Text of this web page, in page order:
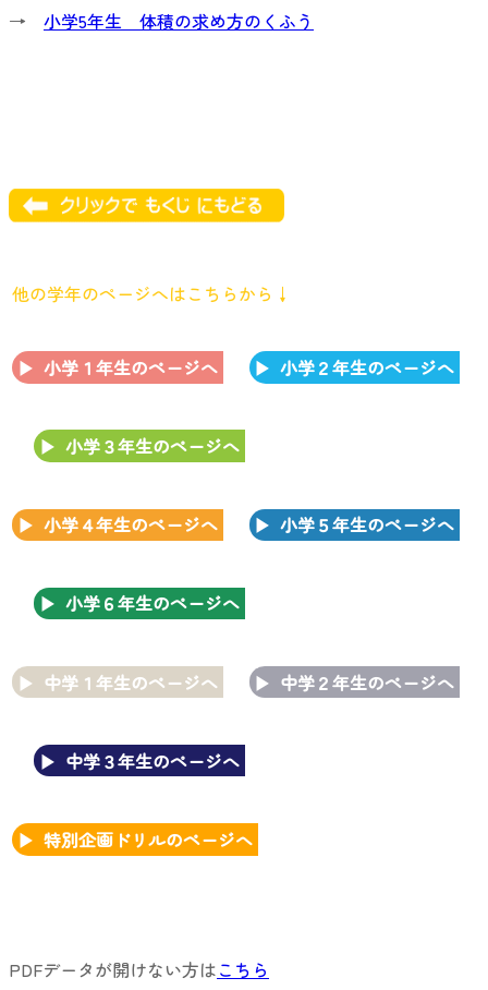
→ 小学5年生 体積の求め方のくふう
他の学年のページへはこちらから↓
小学１年生のページへ 小学２年生のページへ
小学３年生のページへ
小学４年生のページへ 小学５年生のページへ
小学６年生のページへ
中学１年生のページへ 中学２年生のページへ
中学３年生のページへ
特別企画ドリルのページへ
PDFデータが開けない方はこちら